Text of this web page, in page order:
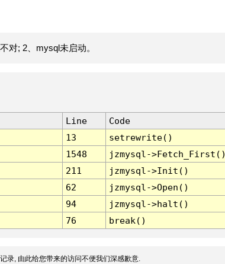
对; 2、mysql未启动。
Line
Code
13
setrewrite()
1548
jzmysql-
211
jzmysql->Init()
62
jzmysql->Open()
94
jzmysql->halt()
76 break()
录, 由此给您带来的访问不便我们深感歉意.